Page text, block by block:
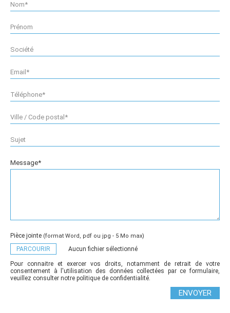
Message*
Pièce jointe (format Word, pdf ou jpg - 5 Mo max)
PARCOURIR Aucun fichier sélectionné
Pour connaitre et exercer vos droits, notamment de retrait de votre
consentement à l'utilisation des données collectées par ce formulaire,
veuillez consulter notre politique de confidentialité.